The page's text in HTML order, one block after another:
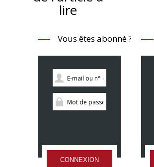
lire
Vous êtes abonné ?
CONNEXION